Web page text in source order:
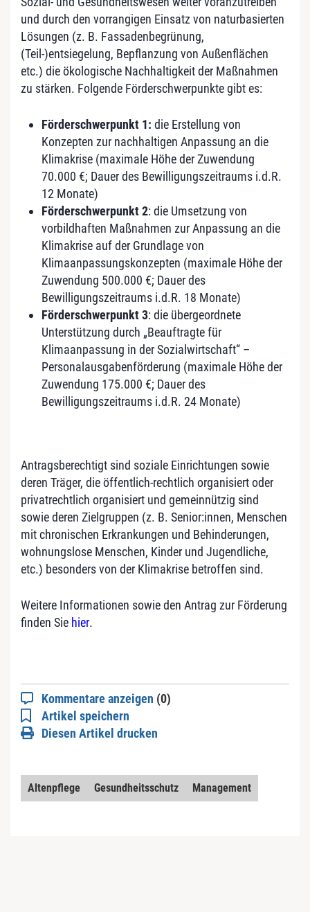
und durch den vorrangigen Einsatz von naturbasierten
Lösungen (z. B. Fassadenbegrünung,
(Teil-)entsiegelung, Bepflanzung von Außenflächen
etc.) die ökologische Nachhaltigkeit der Maßnahmen
zu stärken. Folgende Förderschwerpunkte gibt es:
Förderschwerpunkt 1: die Erstellung von
Konzepten zur nachhaltigen Anpassung an die
Klimakrise (maximale Höhe der Zuwendung
70.000 €; Dauer des Bewilligungszeitraums i.d.R.
12 Monate)
Förderschwerpunkt 2: die Umsetzung von
vorbildhaften Maßnahmen zur Anpassung an die
Klimakrise auf der Grundlage von
Klimaanpassungskonzepten (maximale Höhe der
Zuwendung 500.000 €; Dauer des
Bewilligungszeitraums i.d.R. 18 Monate)
Förderschwerpunkt 3: die übergeordnete
Unterstützung durch „Beauftragte für
Klimaanpassung in der Sozialwirtschaft“ –
Personalausgabenförderung (maximale Höhe der
Zuwendung 175.000 €; Dauer des
Bewilligungszeitraums i.d.R. 24 Monate)
Antragsberechtigt sind soziale Einrichtungen sowie
deren Träger, die öffentlich-rechtlich organisiert oder
privatrechtlich organisiert und gemeinnützig sind
sowie deren Zielgruppen (z. B. Senior:innen, Menschen
mit chronischen Erkrankungen und Behinderungen,
wohnungslose Menschen, Kinder und Jugendliche,
etc.) besonders von der Klimakrise betroffen sind.
Weitere Informationen sowie den Antrag zur Förderung
finden Sie hier.
Kommentare anzeigen (0)
Artikel speichern
Diesen Artikel drucken
Altenpflege Gesundheitsschutz Management